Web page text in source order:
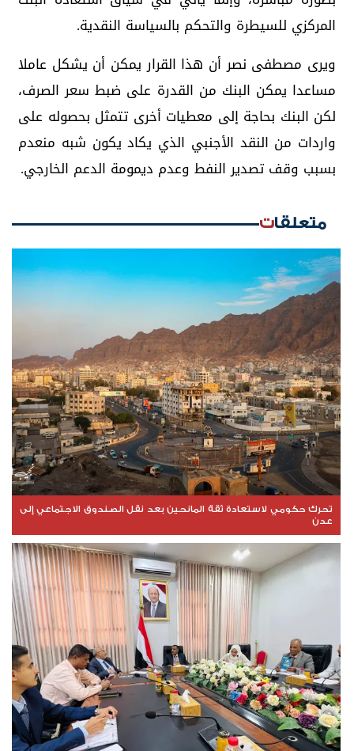
المركزي للسيطرة والتحكم بالسياسة النقدية.
ويرى مصطفى نصر أن هذا القرار يمكن أن يشكل عاملا
مساعدا يمكن البنك من القدرة على ضبط سعر الصرف،
لكن البنك بحاجة إلى معطيات أخرى تتمثل بحصوله على
واردات من النقد الأجنبي الذي يكاد يكون شبه منعدم
بسبب وقف تصدير النفط وعدم ديمومة الدعم الخارجي.
متعلقات
تحرك حكومي لاستعادة ثقة المانحين بعد نقل الصندوق الاجتماعي إلى
عدن